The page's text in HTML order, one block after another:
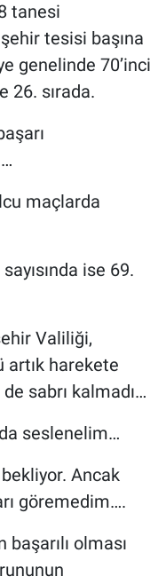
tanesi
tesisi başına
genelinde 70’inci
26. sırada.
maçlarda
ise 69.
Valiliği,
artık harekete
sabrı kalmadı…
seslenelim…
Ancak
göremedim….
olması